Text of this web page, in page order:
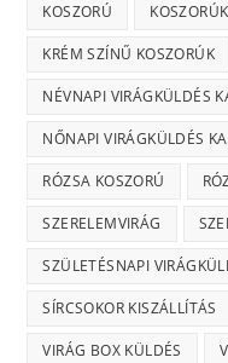
KOSZORÚ
KRÉM SZÍNŰ KOSZORÚK
NÉVNAPI VIRÁGKÜLDÉS
NŐNAPI VIRÁGKÜLDÉS
RÓZSA KOSZORÚ
SZERELEMVIRÁG
SZÜLETÉSNAPI
SÍRCSOKOR KISZÁLLÍTÁS
VIRÁG BOX KÜLDÉS